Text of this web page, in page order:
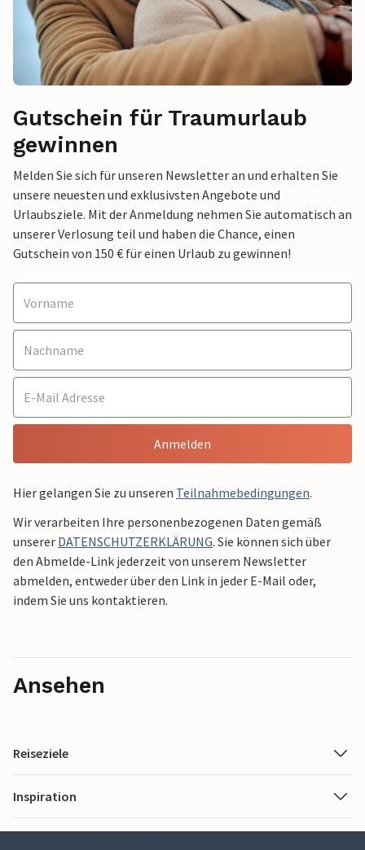
Gutschein für Traumurlaub
gewinnen
Melden Sie sich für unseren Newsletter an und erhalten Sie
unsere neuesten und exklusivsten Angebote und
Urlaubsziele. Mit der Anmeldung nehmen Sie automatisch an
unserer Verlosung teil und haben die Chance, einen
Gutschein von 150 € für einen Urlaub zu gewinnen!
Anmelden
Hier gelangen Sie zu unseren Teilnahmebedingungen.
Wir verarbeiten Ihre personenbezogenen Daten gemäß
unserer DATENSCHUTZERKLÄRUNG. Sie können sich über
den Abmelde-Link jederzeit von unserem Newsletter
abmelden, entweder über den Link in jeder E-Mail oder,
indem Sie uns kontaktieren.
Ansehen
Reiseziele
Inspiration